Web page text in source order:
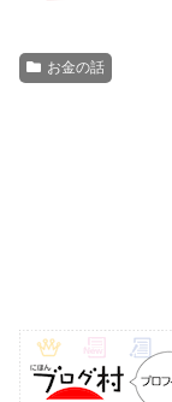
お金の話